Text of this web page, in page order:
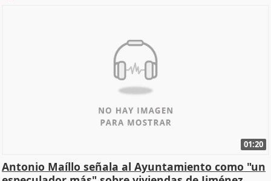
01:20
Antonio Maíllo señala al Ayuntamiento como "un